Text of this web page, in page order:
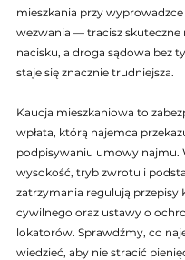
mieszkania przy
wezwania — tracisz skuteczne
nacisku, a droga sądowa bez
staje się znacznie trudniejsza.
Kaucja mieszkaniowa to
wpłata, którą najemca
podpisywaniu umowy najmu.
wysokość, tryb zwrotu i
zatrzymania regulują przepisy
cywilnego oraz ustawy o
lokatorów. Sprawdźmy, co
wiedzieć, aby nie stracić